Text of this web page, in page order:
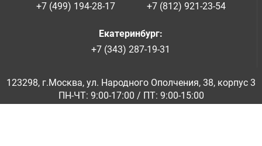
+7 (499) 194-28-17
+7 (812) 921-23-54
Екатеринбург:
+7 (343) 287-19-31
123298, г.Москва, ул. Народного Ополчения, 38, корпус 3
ПН-ЧТ: 9:00-17:00 / ПТ: 9:00-15:00